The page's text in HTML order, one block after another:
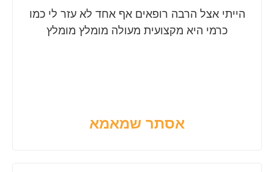
הייתי אצל הרבה רופאים אף אחד לא עזר לי כמו
כרמי היא מקצועית מעולה מומלץ מומלץ
אסתר שמאמא